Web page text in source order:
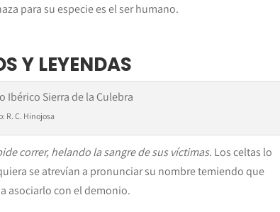
para su especie es el ser humano.
Y LEYENDAS
R. C. Hinojosa
correr, helando la sangre de sus víctimas. Los celtas lo
se atrevían a pronunciar su nombre temiendo que
asociarlo con el demonio.